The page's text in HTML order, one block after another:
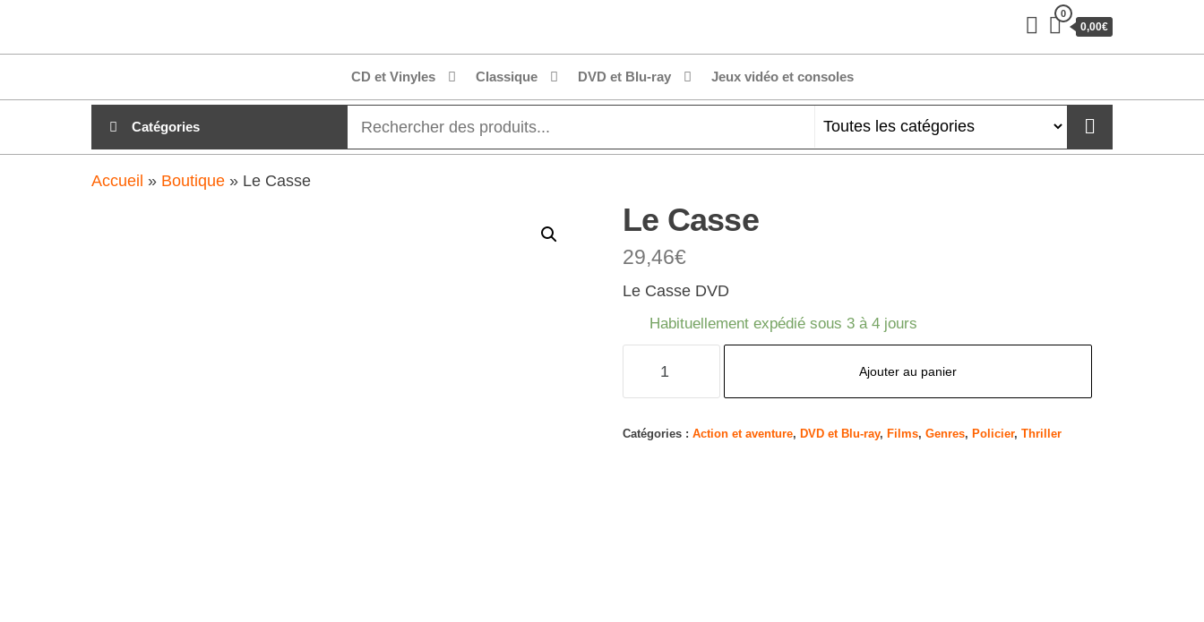
clubdial.fr
0
0,00€
CD et Vinyles Classique DVD et Blu-ray Jeux vidéo et consoles
Catégories
Accueil » Boutique » Le Casse
Le Casse
29,46€
Le Casse DVD
Habituellement expédié sous 3 à 4 jours
Casse
Ajouter au panier
Catégories : Action et aventure, DVD et Blu-ray, Films, Genres, Policier, Thriller